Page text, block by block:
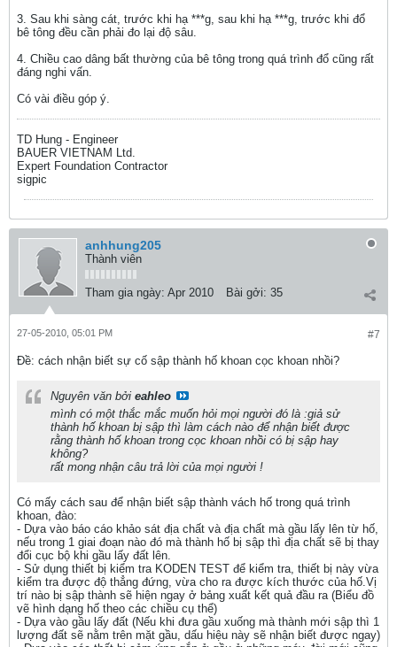
3. Sau khi sàng cát, trước khi hạ ***g, sau khi hạ ***g, trước khi đổ
bê tông đều cần phải đo lại độ sâu.
4. Chiều cao dâng bất thường của bê tông trong quá trình đổ cũng rất
đáng nghi vấn.
Có vài điều góp ý.
TD Hung - Engineer
BAUER VIETNAM Ltd.
Expert Foundation Contractor
sigpic
anhhung205
Thành viên
Tham gia ngày: Apr 2010 Bài gởi: 35
#7
27-05-2010, 05:01 PM
Ðề: cách nhận biết sự cố sập thành hố khoan cọc khoan nhồi?
Nguyên văn bởi eahleo
mình có một thắc mắc muốn hỏi mọi người đó là :giả sử
thành hố khoan bị sập thì làm cách nào để nhận biết được
rằng thành hố khoan trong cọc khoan nhồi có bị sập hay
không?
rất mong nhận câu trả lời của mọi người !
Có mấy cách sau để nhận biết sập thành vách hố trong quá trình
khoan, đào:
- Dựa vào báo cáo khảo sát địa chất và địa chất mà gầu lấy lên từ hố,
nếu trong 1 giai đoạn nào đó mà thành hố bị sập thì địa chất sẽ bị thay
đổi cục bộ khi gầu lấy đất lên.
- Sử dụng thiết bị kiểm tra KODEN TEST để kiểm tra, thiết bị này vừa
kiểm tra được độ thẳng đứng, vừa cho ra được kích thước của hố.Vị
trí nào bị sập thành sẽ hiện ngay ở bảng xuất kết quả đầu ra (Biểu đồ
vẽ hình dạng hố theo các chiều cụ thể)
- Dựa vào gầu lấy đất (Nếu khi đưa gầu xuống mà thành mới sập thì 1
lượng đất sẽ nằm trên mặt gầu, dấu hiệu này sẽ nhận biết được ngay)